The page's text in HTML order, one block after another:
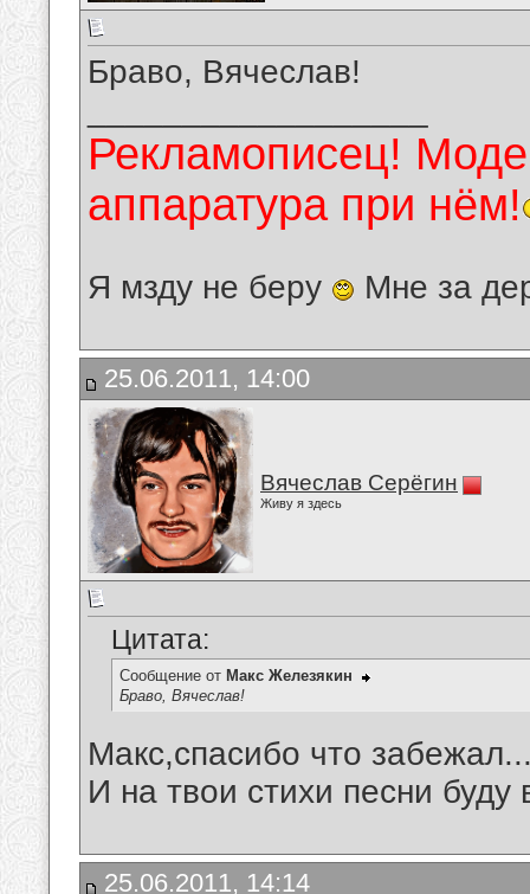
Браво, Вячеслав!
Рекламописец!
аппаратура при нём!
Я мзду не беру Мне за
25.06.2011, 14:00
Вячеслав Серёгин
Живу я здесь
Цитата:
Сообщение от Макс Железякин
Браво, Вячеслав!
Макс,спасибо что
И на твои стихи песни
25.06.2011, 14:14